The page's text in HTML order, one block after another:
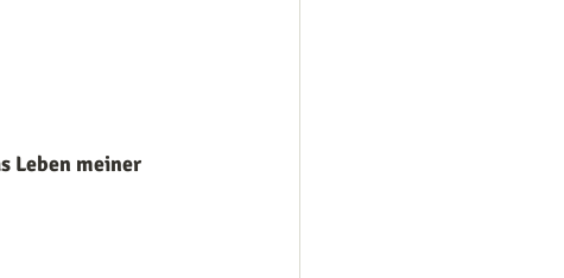
Leben meiner